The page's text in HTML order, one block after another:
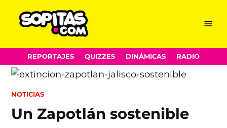
Skip
to
content
Menu
REPORTAJES QUIZZES DINÁMICAS RADIO
POSTED
NOTICIAS
Un Zapotlán sostenible